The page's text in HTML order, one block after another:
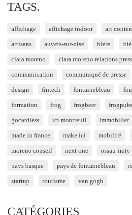
TAGS.
affichage affichage indoor art
artisans auvers-sur-oise bière
clara moreno clara moreno relations
communication communiqué de presse
design fintech fontainebleau
formation frog frogbeer frogpubs
gocardless ici montreuil immobilier
made in france make ici mobilité
moreno conseil next one ossau-iraty
pays basque pays de fontainebleau
startup tourisme van gogh
CATÉGORIES